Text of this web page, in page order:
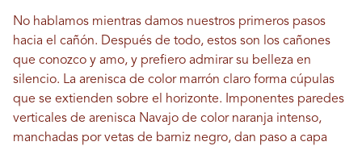
No hablamos mientras damos nuestros primeros pasos
hacia el cañón. Después de todo, estos son los cañones
que conozco y amo, y prefiero admirar su belleza en
silencio. La arenisca de color marrón claro forma cúpulas
que se extienden sobre el horizonte. Imponentes paredes
verticales de arenisca Navajo de color naranja intenso,
manchadas por vetas de barniz negro, dan paso a capa